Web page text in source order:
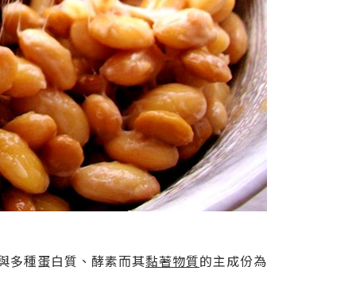
多種蛋白質、酵素而其黏著物質的主成份為